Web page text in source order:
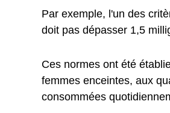
Par exemple, l'un des
doit pas dépasser 1,5
Ces normes ont été
femmes enceintes, aux
consommées